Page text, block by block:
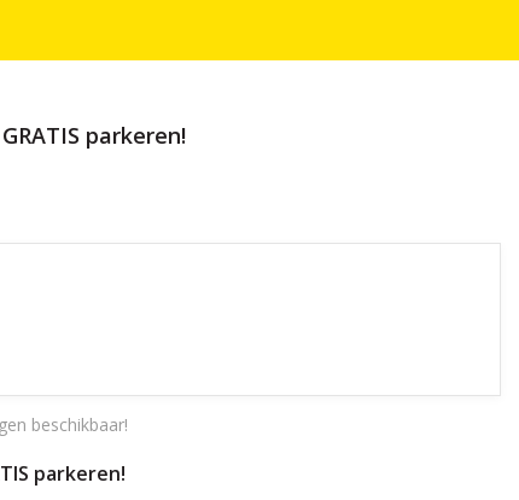
parkeren!
beschikbaar!
parkeren!